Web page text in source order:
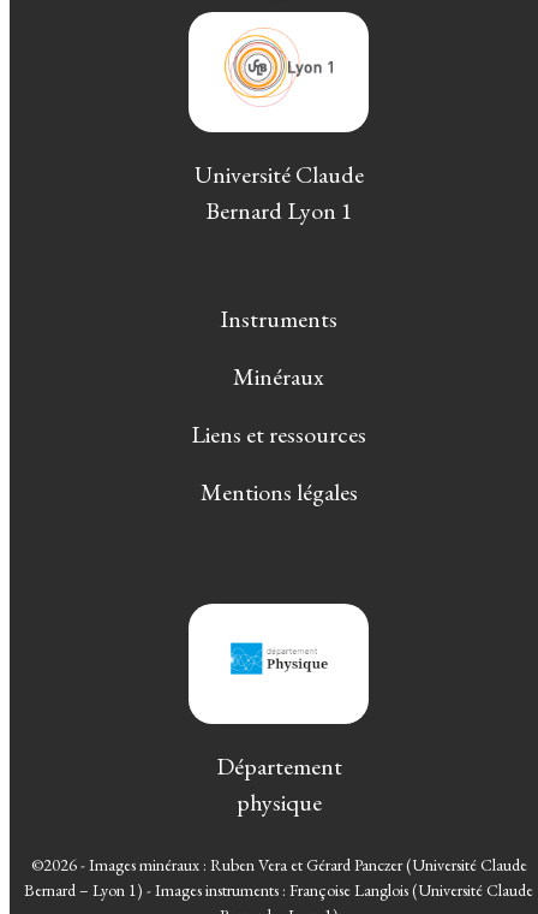
Université Claude
Bernard Lyon 1
Instruments
Minéraux
Liens et ressources
Mentions légales
Département
physique
©2026 - Images minéraux : Ruben Vera et Gérard Panczer (Université Claude
Bernard – Lyon 1) - Images instruments : Françoise Langlois (Université Claude